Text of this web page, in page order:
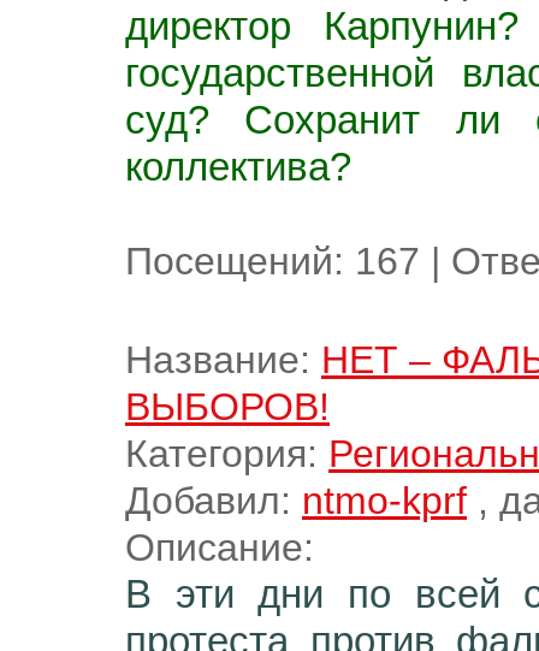
директор
государственной
суд? Сохранит ли
коллектива?
Посещений: 167 |
Название: НЕТ –
ВЫБОРОВ!
Категория:
Добавил: ntmo-kprf ,
Описание:
В эти дни по всей
протеста против